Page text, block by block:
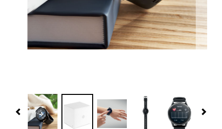
Más Regalos
Fabricación
Previous